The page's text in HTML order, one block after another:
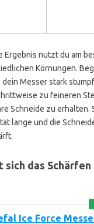
Ergebnis nutzt du am
Körnungen.
Messer stark
zu feineren
Schneide zu erhalten.
lange und die
sich das
Ice Force